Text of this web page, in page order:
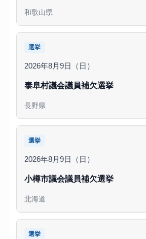
和歌山県
選挙
2026年8月9日（日）
泰阜村議会議員補欠選挙
長野県
選挙
2026年8月9日（日）
小樽市議会議員補欠選挙
北海道
選挙